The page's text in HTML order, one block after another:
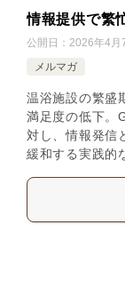
情報提供で繁
公開日： 2026年4月
メルマガ
温浴施設の繁盛
満足度の低下。
対し、情報発信
緩和する実践的